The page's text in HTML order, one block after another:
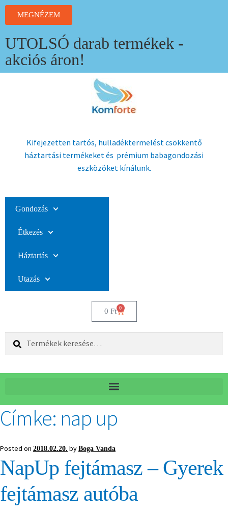
MEGNÉZEM
UTOLSÓ darab termékek -
akciós áron!
Kifejezetten tartós, hulladéktermelést csökkentő
háztartási termékeket és prémium babagondozási
eszközöket kínálunk.
Gondozás
Étkezés
Háztartás
Utazás
0 Ft 0
Keresés
Címke: nap up
Posted on 2018.02.20. by Boga Vanda
NapUp fejtámasz – Gyerek
fejtámasz autóba